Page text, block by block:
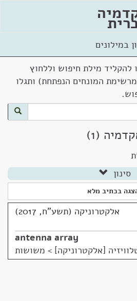
במילונים
להקליד מילת חיפוש וללחוץ
המונחים הנפתחת) ותגלו
(1)
סינון
בכתיב מלא
אלקטרוניקה (תשע"ח, 2017)
antenna array
[אלקטרוניקה] > משושות